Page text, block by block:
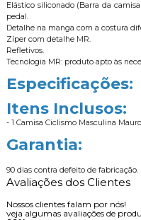
Elástico siliconado (Barra da
pedal.
Detalhe na manga com a costura
Zíper com detalhe MR.
Refletivos.
Tecnologia MR: produto apto às
Especificações:
Itens Inclusos:
- 1 Camisa Ciclismo Masculina
Garantia:
90 dias contra defeito de fabricação.
Avaliações dos Clientes
Nossos clientes falam por nós!
veja algumas avaliações de